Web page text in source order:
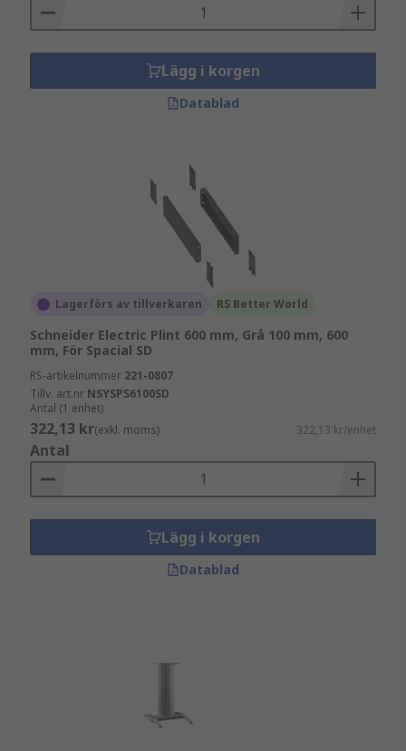
Lägg i korgen
Datablad
Lagerförs av tillverkaren RS Better World
Schneider Electric Plint 600 mm, Grå 100 mm, 600
mm, För Spacial SD
RS-artikelnummer 221-0807
Tillv. art.nr NSYSPS6100SD
Antal (1 enhet)
322,13 kr(exkl. moms) 322,13 kr/enhet
Antal
Lägg i korgen
Datablad